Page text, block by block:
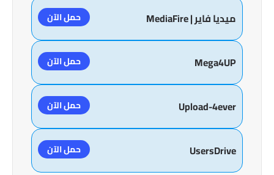
ميديا فاير | MediaFire حمل الآن
Mega4UP حمل الآن
Upload-4ever حمل الآن
UsersDrive حمل الآن